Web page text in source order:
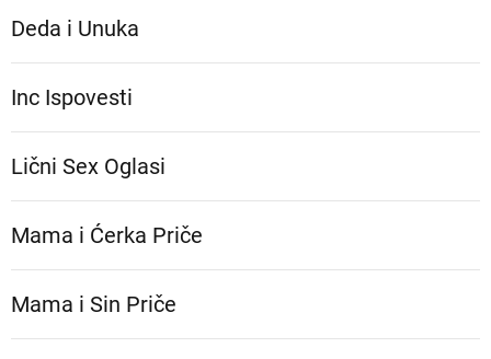
Deda i Unuka
Inc Ispovesti
Lični Sex Oglasi
Mama i Ćerka Priče
Mama i Sin Priče